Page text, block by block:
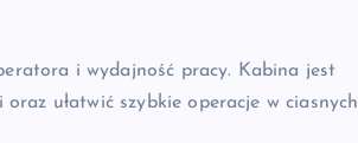
i wydajność pracy. Kabina jest
ułatwić szybkie operacje w ciasnych